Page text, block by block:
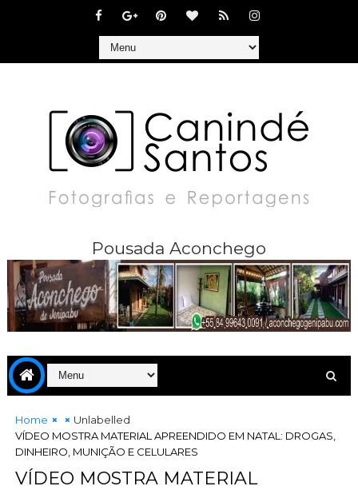
Pousada Aconchego
Home
Unlabelled
VÍDEO MOSTRA MATERIAL APREENDIDO EM NATAL: DROGAS,
DINHEIRO, MUNIÇÃO E CELULARES
VÍDEO MOSTRA MATERIAL